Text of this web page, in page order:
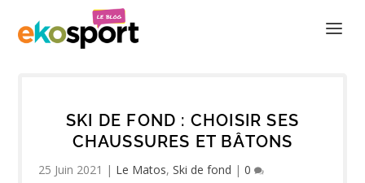
SKI DE FOND : CHOISIR SES
CHAUSSURES ET BÂTONS
25 Juin 2021 | Le Matos,Ski de fond |0